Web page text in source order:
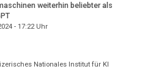
weiterhin beliebter als
- 17:22Uhr
Nationales Institut für KI